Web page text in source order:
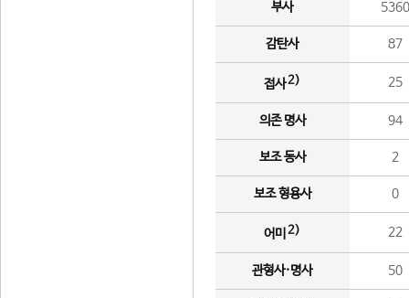
부사 5360
감탄사 87
접사2) 25
의존 명사 94
보조 동사 2
보조 형용사 0
어미 2) 22
관형사·명사 50